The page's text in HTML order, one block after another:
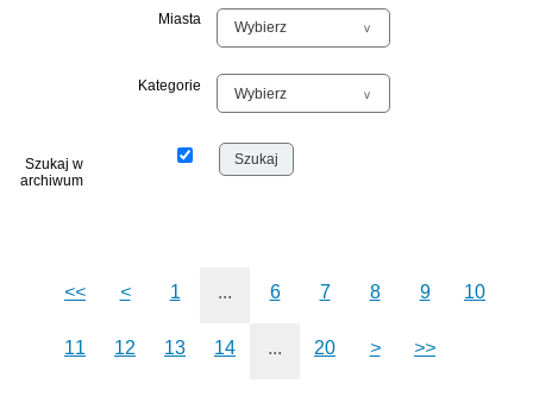
Miasta
Kategorie
Szukaj w
archiwum
<< < 1 ... 6 7 8 9 10
11 12 13 14 ... 20 > >>